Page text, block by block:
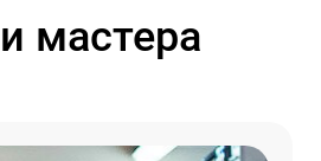
мастера